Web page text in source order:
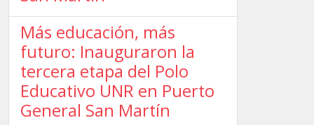
Más educación, más
futuro: Inauguraron la
tercera etapa del Polo
Educativo UNR en Puerto
General San Martín